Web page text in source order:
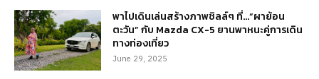
พาไปเดินเล่นสร้างภาพชิลล์ๆ ที่…“ผาย้อน
ตะวัน” กับ Mazda CX-5 ยานพาหนะคู่การเดิน
ทางท่องเที่ยว
June 29, 2025